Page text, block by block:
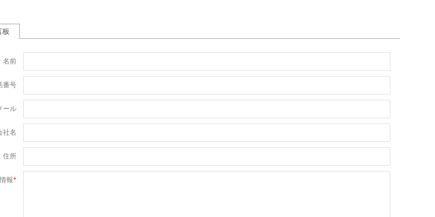
板
名前
番号
ール
社名
住所
情報*